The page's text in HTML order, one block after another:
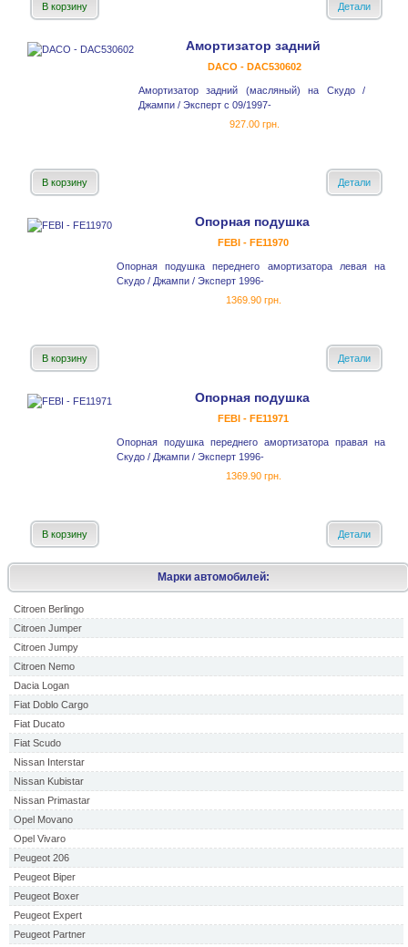
Марки автомобилей:
Citroen Berlingo
Citroen Jumper
Citroen Jumpy
Citroen Nemo
Dacia Logan
Fiat Doblo Cargo
Fiat Ducato
Fiat Scudo
Nissan Interstar
Nissan Kubistar
Nissan Primastar
Opel Movano
Opel Vivaro
Peugeot 206
Peugeot Biper
Peugeot Boxer
Peugeot Expert
Peugeot Partner
В корзину Детали
Амортизатор задний
DACO - DAC530602
Амортизатор задний (масляный) на Скудо /
Джампи / Эксперт с 09/1997-
927.00 грн.
В корзину Детали
Опорная подушка
FEBI - FE11970
Опорная подушка переднего амортизатора левая на
Скудо / Джампи / Эксперт 1996-
1369.90 грн.
В корзину Детали
Опорная подушка
FEBI - FE11971
Опорная подушка переднего амортизатора правая на
Скудо / Джампи / Эксперт 1996-
1369.90 грн.
В корзину Детали